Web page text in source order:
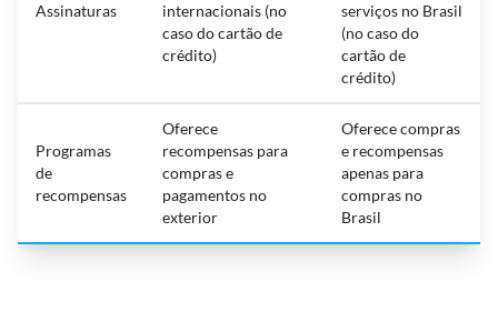
Assinaturas
internacionais (no
caso do cartão de
crédito)
serviços no Brasil
(no caso do
cartão de
crédito)
Programas
de
recompensas
Oferece
recompensas para
compras e
pagamentos no
exterior
Oferece compras
e recompensas
apenas para
compras no
Brasil